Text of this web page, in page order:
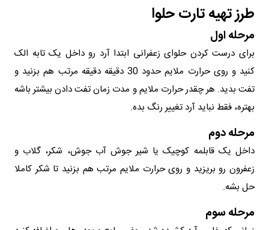
طرز تهیه تارت حلوا
مرحله اول
برای درست کردن حلوای زعفرانی ابتدا آرد رو داخل یک تابه الک
کنید و روی حرارت ملایم حدود 30 دقیقه دقیقه مرتب هم بزنید و
تفت بدید. هر چقدر حرارت ملایم و مدت زمان تفت دادن بیشتر باشه
بهتره، فقط نباید آرد تغییر رنگ بده.
مرحله دوم
داخل یک قابلمه کوچیک یا شیر جوش آب جوش، شکر، گلاب و
زعفرون رو بریزید و روی حرارت ملایم مرتب هم بزنید تا شکر کاملا
حل بشه.
مرحله سوم